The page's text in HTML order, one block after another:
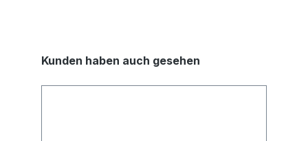
Kunden haben auch gesehen